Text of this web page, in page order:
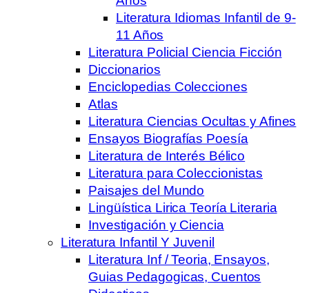
Literatura Idiomas Infantil de 9-
11 Años
Literatura Policial Ciencia Ficción
Diccionarios
Enciclopedias Colecciones
Atlas
Literatura Ciencias Ocultas y Afines
Ensayos Biografías Poesía
Literatura de Interés Bélico
Literatura para Coleccionistas
Paisajes del Mundo
Lingüística Lirica Teoría Literaria
Investigación y Ciencia
Literatura Infantil Y Juvenil
Literatura Inf / Teoria, Ensayos,
Guias Pedagogicas, Cuentos